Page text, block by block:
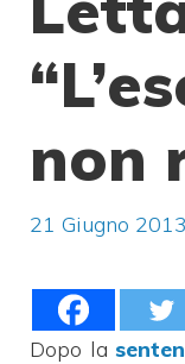
non
21 Giugno 2013
Dopo la